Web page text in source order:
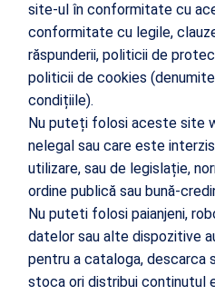
site-ul în conformitate cu
conformitate cu legile,
răspunderii, politicii de
politicii de cookies
condițiile).
Nu puteți folosi aceste site
nelegal sau care este
utilizare, sau de legislație,
ordine publică sau bună-
Nu puteti folosi paianjeni,
datelor sau alte dispozitive
pentru a cataloga, descarca
stoca ori distribui continutul